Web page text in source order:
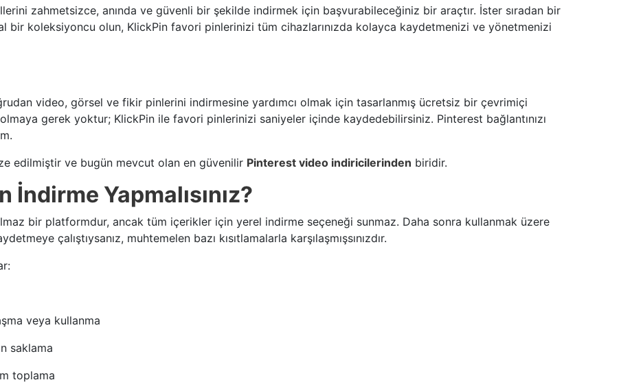
zahmetsizce, anında ve güvenli bir şekilde indirmek için başvurabileceğiniz bir araçtır. İster sıradan bir
bir koleksiyoncu olun, KlickPin favori pinlerinizi tüm cihazlarınızda kolayca kaydetmenizi ve yönetmenizi
video, görsel ve fikir pinlerini indirmesine yardımcı olmak için tasarlanmış ücretsiz bir çevrimiçi
olmaya gerek yoktur; KlickPin ile favori pinlerinizi saniyeler içinde kaydedebilirsiniz. Pinterest bağlantınızı
edilmiştir ve bugün mevcut olan en güvenilir Pinterest video indiricilerinden biridir.
Yapmalısınız?
bir platformdur, ancak tüm içerikler için yerel indirme seçeneği sunmaz. Daha sonra kullanmak üzere
çalıştıysanız, muhtemelen bazı kısıtlamalarla karşılaşmışsınızdır.
veya kullanma
saklama
toplama